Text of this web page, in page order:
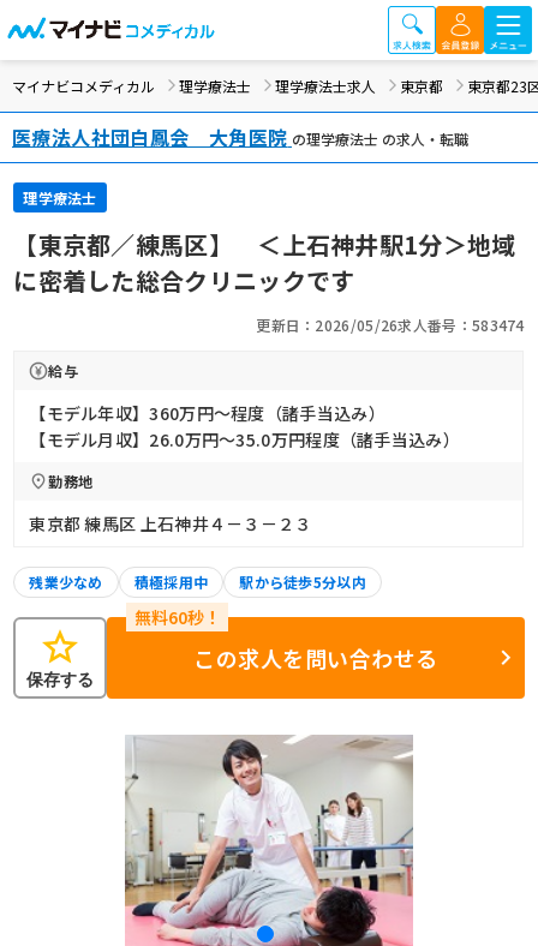
マイナビコメディカル 理学療法士 理学療法士求人 東京都 東京都23
医療法人社団白鳳会 大角医院 の理学療法士 の求人・転職
理学療法士
【東京都／練馬区】 ＜上石神井駅1分＞地域
に密着した総合クリニックです
更新日：2026/05/26求人番号：583474
給与
【モデル年収】360万円〜程度（諸手当込み）
【モデル月収】26.0万円〜35.0万円程度（諸手当込み）
勤務地
東京都 練馬区 上石神井４－３－２３
残業少なめ 積極採用中 駅から徒歩5分以内
star
保存する
この求人を問い合わせる